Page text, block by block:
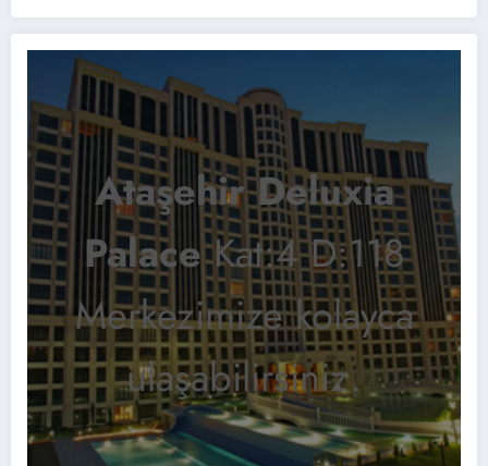
Ataşehir Deluxia
PalaceKat:4 D:118
Merkezimize kolayca
ulaşabilirsiniz.